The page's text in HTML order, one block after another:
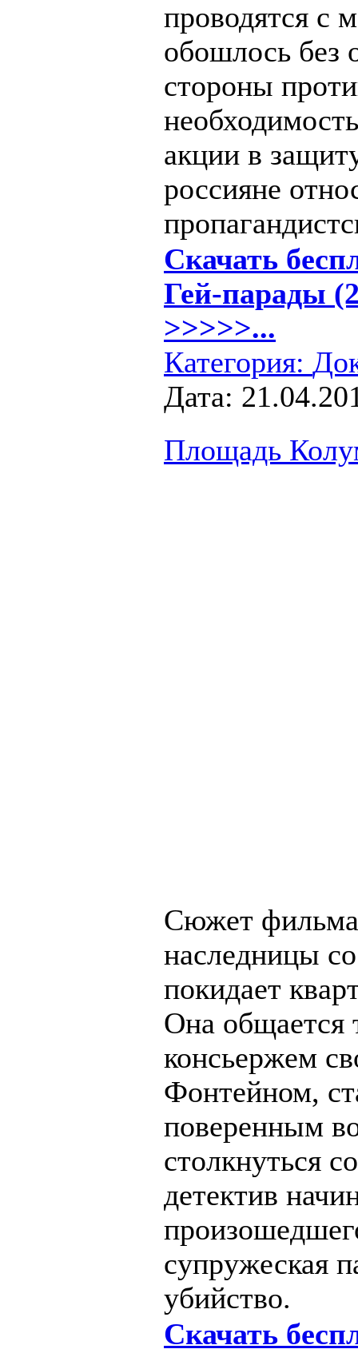
проводятся с
обошлось без
стороны
акции в
россияне
Скачать
Гей-парады
>>>>>...
Категория:
Дата:
Площадь
Сюжет фильма
наследницы
покидает
Она общается
консьержем
Фонтейном,
поверенным
столкнуться
детектив
супружеская
убийство.
Скачать